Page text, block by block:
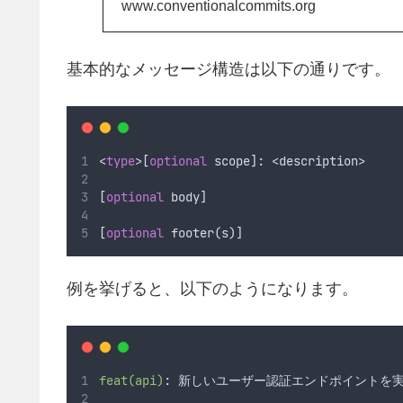
www.conventionalcommits.org
基本的なメッセージ構造は以下の通りです。
<type>[optional scope]: <description>
[optional body]
[optional footer(s)]
例を挙げると、以下のようになります。
feat(api) : 新しいユーザー認証エンドポイントを